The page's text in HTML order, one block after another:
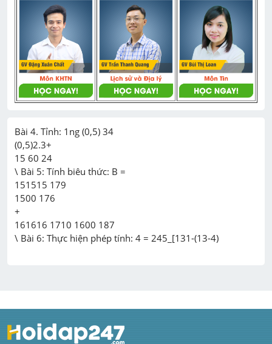
Bài 4. Tỉnh: 1ng (0,5) 34
(0,5)2.3+
15 60 24
\ Bài 5: Tính biêu thức: B =
151515 179
1500 176
+
161616 1710 1600 187